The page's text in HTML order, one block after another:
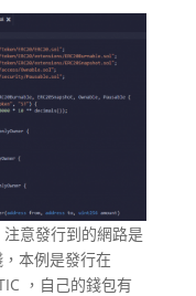
意發行到的網路是
本例是發行在
，自己的錢包有